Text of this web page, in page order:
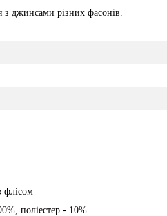
з джинсами різних фасонів.
флісом
поліестер - 10%